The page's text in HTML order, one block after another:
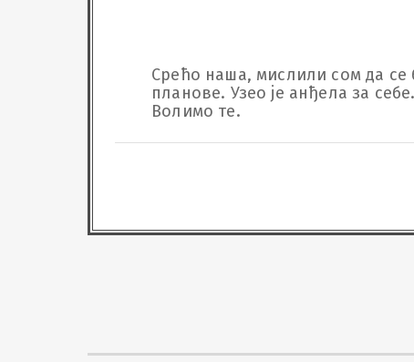
Срећо наша, мислили сом да се
планове. Узео је анђела за
Волимо те.